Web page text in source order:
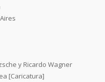
y Ricardo Wagner
[Caricatura]